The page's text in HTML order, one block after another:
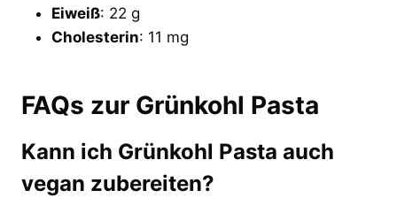
Eiweiß: 22 g
Cholesterin: 11 mg
FAQs zur Grünkohl Pasta
Kann ich Grünkohl Pasta auch
vegan zubereiten?